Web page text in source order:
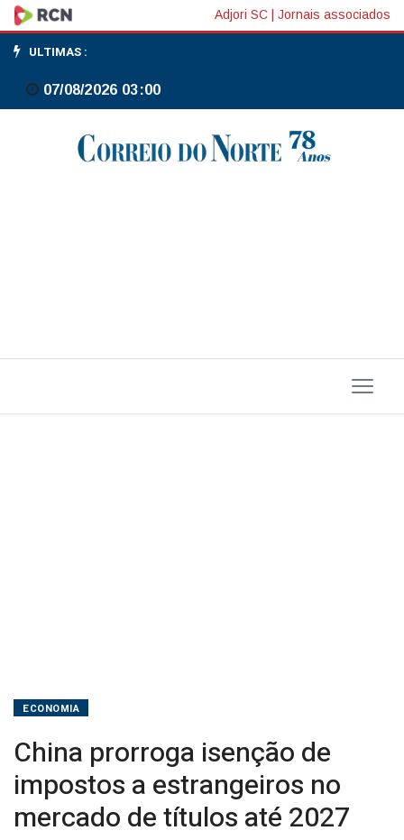
China
prorroga
isenção
impostos
de
Adjori SC Jornais associados
ULTIMAS :
07/08/2026 03:00
ECONOMIA
China prorroga isenção de
impostos a estrangeiros no
mercado de títulos até 2027